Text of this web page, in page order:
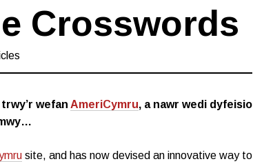
Crosswords
wefan AmeriCymru, a nawr wedi dyfeisio
site, and has now devised an innovative way to